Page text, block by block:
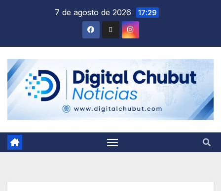
7 de agosto de 2026 17:29